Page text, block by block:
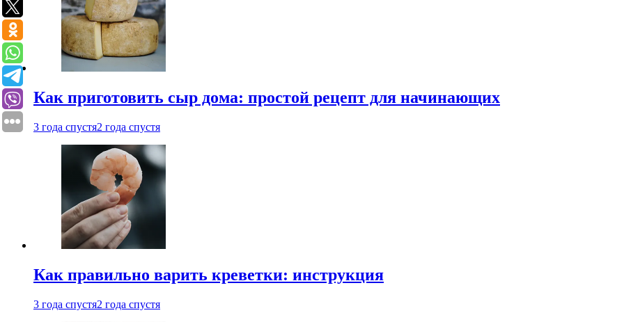
Как приготовить сыр дома: простой рецепт для начинающих
3 года спустя2 года спустя
Как правильно варить креветки: инструкция
3 года спустя2 года спустя